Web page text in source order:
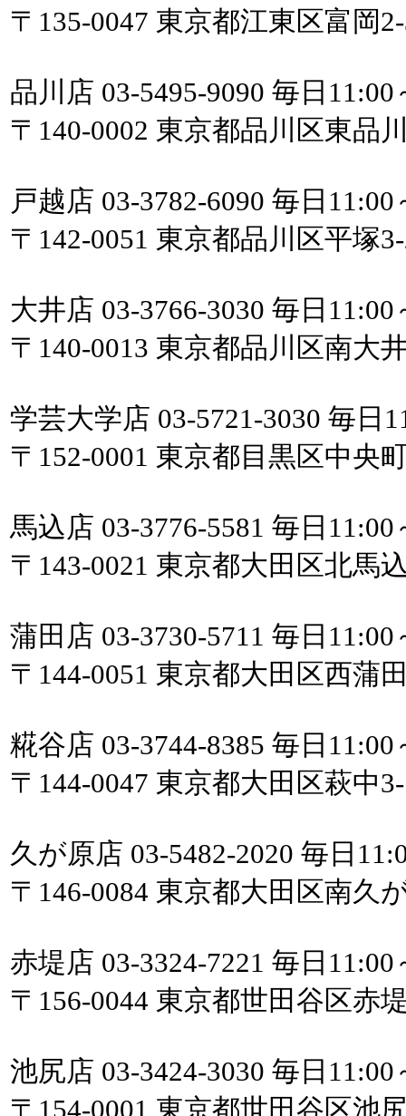
〒135-0047 東京都江東区富岡
品川店 03-5495-9090 毎日11:00
〒140-0002 東京都品川区東品
戸越店 03-3782-6090 毎日11:00
〒142-0051 東京都品川区平塚
大井店 03-3766-3030 毎日11:00
〒140-0013 東京都品川区南大
学芸大学店 03-5721-3030 毎日
〒152-0001 東京都目黒区中央
馬込店 03-3776-5581 毎日11:00
〒143-0021 東京都大田区北馬
蒲田店 03-3730-5711 毎日11:00
〒144-0051 東京都大田区西蒲
糀谷店 03-3744-8385 毎日11:00
〒144-0047 東京都大田区萩中
久が原店 03-5482-2020 毎日
〒146-0084 東京都大田区南久
赤堤店 03-3324-7221 毎日11:00
〒156-0044 東京都世田谷区赤
池尻店 03-3424-3030 毎日11:00
〒154-0001 東京都世田谷区池